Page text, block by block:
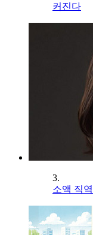
커진다
3.
소액 직